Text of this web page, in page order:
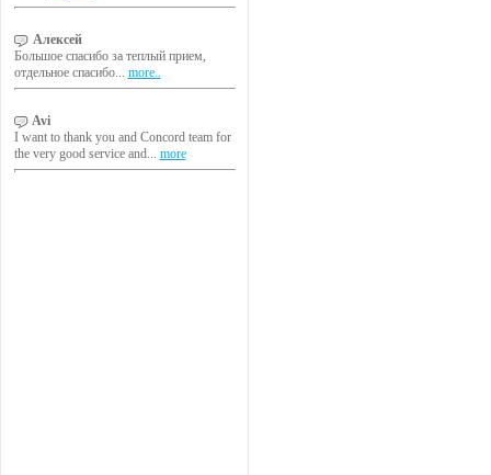
Алексей
Большое спасибо за теплый прием,
отдельное спасибо... more..
Avi
I want to thank you and Concord team for
the very good service and... more